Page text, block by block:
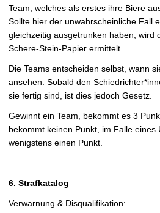
Team, welches als erstes ihre Biere
Sollte hier der unwahrscheinliche Fall
gleichzeitig ausgetrunken haben, wird
Schere-Stein-Papier ermittelt.
Die Teams entscheiden selbst, wann
ansehen. Sobald den
sie fertig sind, ist dies jedoch Gesetz.
Gewinnt ein Team, bekommt es 3
bekommt keinen Punkt, im Falle eines
wenigstens einen Punkt.
6. Strafkatalog
Verwarnung & Disqualifikation: